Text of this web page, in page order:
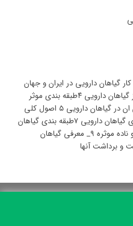
کشت و کار گیاهان دارویی در ایران و جهان
۳ دلایل رویکرد به کشت و کار و استفاده از گیاهان دارویی ۴طبقه بندی موثر
گیاهان دارویی و عوامل تاثیر گذار بر میزان ان در گیاهان دارویی ۵ اصول کلی
در استفاده از داروهای گیاهی ۶_ طبقه بندی گیاهان دارویی ۷طبقه بندی گیاهان
داروبی از نظر اندام مورد استفاده ۸محیط و ناده موثره ۹_ معرفی گیاهان
و برداشت آنها